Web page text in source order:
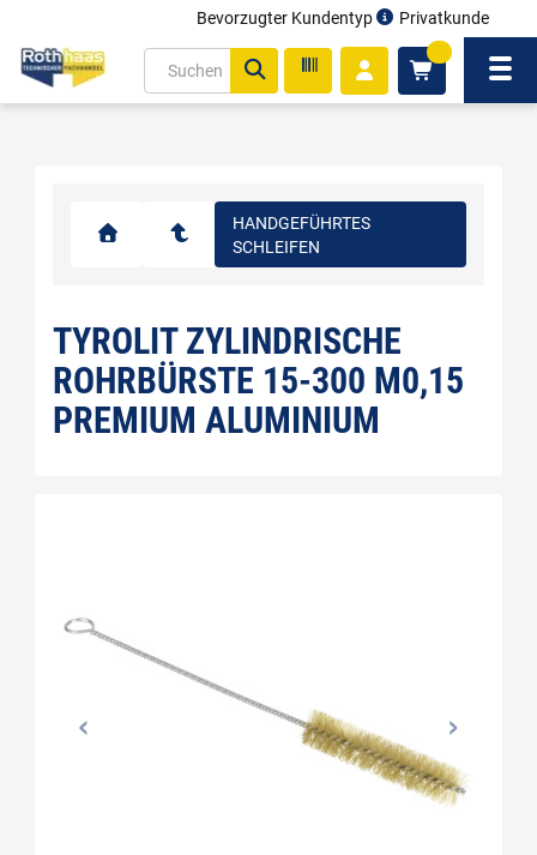
Bevorzugter Kundentyp Privatkunde
HANDGEFÜHRTES
SCHLEIFEN
TYROLIT ZYLINDRISCHE
ROHRBÜRSTE 15-300 M0,15
PREMIUM ALUMINIUM